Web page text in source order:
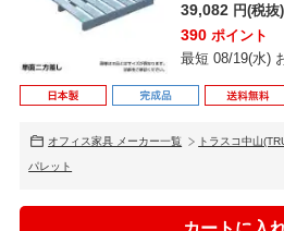
39,082 円(税抜)
390 ポイント
最短 08/19(水)
オフィス家具 メーカー一覧 トラスコ中山
パレット